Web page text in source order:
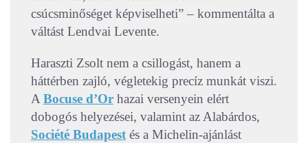
csúcsminőséget képviselheti” – kommentálta a
váltást Lendvai Levente.
Haraszti Zsolt nem a csillogást, hanem a
háttérben zajló, végletekig precíz munkát viszi.
A Bocuse d’Or hazai versenyein elért
dobogós helyezései, valamint az Alabárdos,
Société Budapest és a Michelin-ajánlást